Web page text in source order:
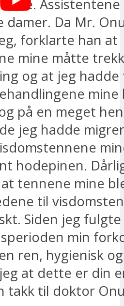
Assistentene
damer. Da Mr.
forklarte han at
mine måtte
og at jeg
på en meget
jeg hadde
hodepinen.
tennene mine
til
Siden jeg
min
ren, hygienisk
at dette er din
takk til doktor